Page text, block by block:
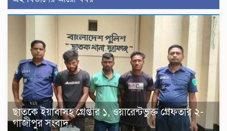
ছাতকে ইয়াবাসহ গ্রেপ্তার ১, ওয়ারেন্টভুক্ত গ্রেফতার ২-
গাজীপুর সংবাদ